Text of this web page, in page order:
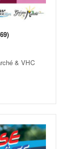
& VHC